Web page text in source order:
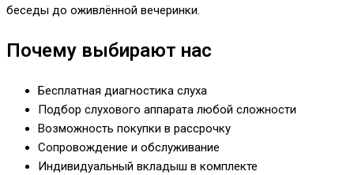
беседы до оживлённой вечеринки.
Почему выбирают нас
Бесплатная диагностика слуха
Подбор слухового аппарата любой сложности
Возможность покупки в рассрочку
Сопровождение и обслуживание
Индивидуальный вкладыш в комплекте